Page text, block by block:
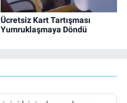
Ücretsiz Kart Tartışması
Yumruklaşmaya Döndü